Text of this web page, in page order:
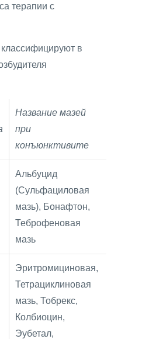
терапии с
в
Название мазей
при
конъюнктивите
Альбуцид
(Сульфациловая
мазь), Бонафтон,
Теброфеновая
мазь
Эритромициновая,
Тетрациклиновая
мазь, Тобрекс,
Колбиоцин,
Эубетал,